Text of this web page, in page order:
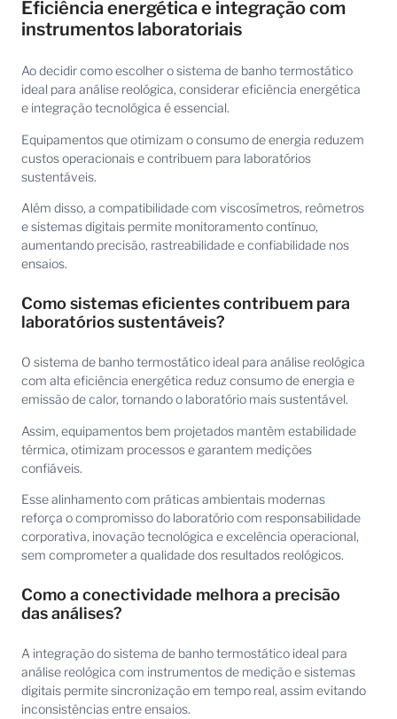
Eficiência energética e integração com
instrumentos laboratoriais
Ao decidir como escolher o sistema de banho termostático
ideal para análise reológica, considerar eficiência energética
e integração tecnológica é essencial.
Equipamentos que otimizam o consumo de energia reduzem
custos operacionais e contribuem para laboratórios
sustentáveis.
Além disso, a compatibilidade com viscosímetros, reômetros
e sistemas digitais permite monitoramento contínuo,
aumentando precisão, rastreabilidade e confiabilidade nos
ensaios.
Como sistemas eficientes contribuem para
laboratórios sustentáveis?
O sistema de banho termostático ideal para análise reológica
com alta eficiência energética reduz consumo de energia e
emissão de calor, tornando o laboratório mais sustentável.
Assim, equipamentos bem projetados mantêm estabilidade
térmica, otimizam processos e garantem medições
confiáveis.
Esse alinhamento com práticas ambientais modernas
reforça o compromisso do laboratório com responsabilidade
corporativa, inovação tecnológica e excelência operacional,
sem comprometer a qualidade dos resultados reológicos.
Como a conectividade melhora a precisão
das análises?
A integração do sistema de banho termostático ideal para
análise reológica com instrumentos de medição e sistemas
digitais permite sincronização em tempo real, assim evitando
inconsistências entre ensaios.